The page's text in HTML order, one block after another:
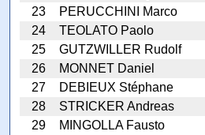
23
PERUCCHINI Marco
24
TEOLATO Paolo
25
GUTZWILLER Rudolf
26
MONNET Daniel
27
DEBIEUX Stéphane
28
STRICKER Andreas
29
MINGOLLA Fausto